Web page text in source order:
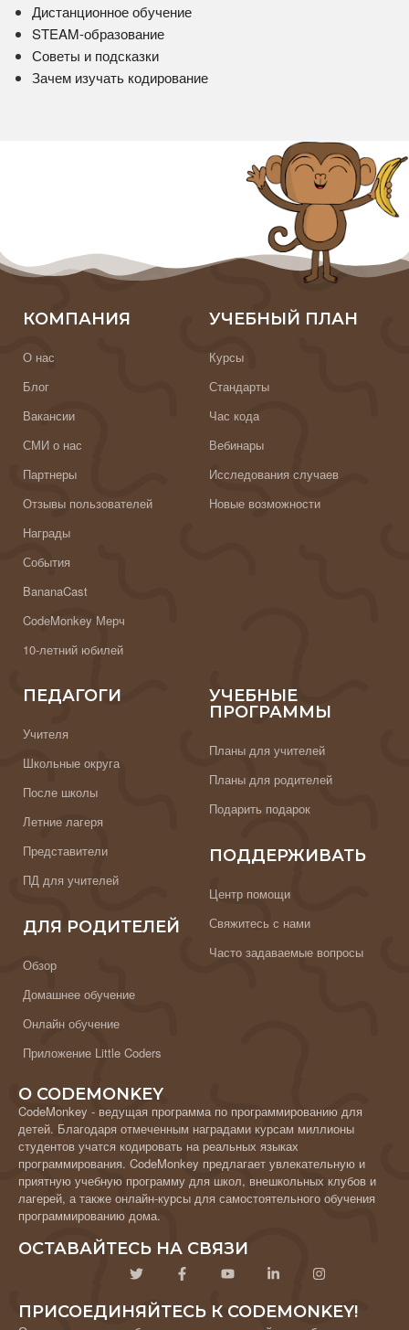
Дистанционное обучение
STEAM-образование
Советы и подсказки
Зачем изучать кодирование
КОМПАНИЯ
О нас
Блог
Вакансии
СМИ о нас
Партнеры
Отзывы пользователей
Награды
События
BananaCast
CodeMonkey Мерч
10-летний юбилей
УЧЕБНЫЙ ПЛАН
Курсы
Стандарты
Час кода
Вебинары
Исследования случаев
Новые возможности
ПЕДАГОГИ
Учителя
Школьные округа
После школы
Летние лагеря
Представители
ПД для учителей
ДЛЯ РОДИТЕЛЕЙ
Обзор
Домашнее обучение
Онлайн обучение
Приложение Little Coders
УЧЕБНЫЕ
ПРОГРАММЫ
Планы для учителей
Планы для родителей
Подарить подарок
ПОДДЕРЖИВАТЬ
Центр помощи
Свяжитесь с нами
Часто задаваемые вопросы
О CODEMONKEY
CodeMonkey - ведущая программа по программированию для
детей. Благодаря отмеченным наградами курсам миллионы
студентов учатся кодировать на реальных языках
программирования. CodeMonkey предлагает увлекательную и
приятную учебную программу для школ, внешкольных клубов и
лагерей, а также онлайн-курсы для самостоятельного обучения
программированию дома.
ОСТАВАЙТЕСЬ НА СВЯЗИ
ПРИСОЕДИНЯЙТЕСЬ К CODEMONKEY!